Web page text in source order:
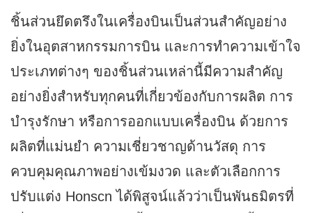
ชิ้นส่วนยึดตรึงในเครื่องบินเป็นส่วนสำคัญอย่าง
ยิ่งในอุตสาหกรรมการบิน และการทำความเข้าใจ
ประเภทต่างๆ ของชิ้นส่วนเหล่านี้มีความสำคัญ
อย่างยิ่งสำหรับทุกคนที่เกี่ยวข้องกับการผลิต การ
บำรุงรักษา หรือการออกแบบเครื่องบิน ด้วยการ
ผลิตที่แม่นยำ ความเชี่ยวชาญด้านวัสดุ การ
ควบคุมคุณภาพอย่างเข้มงวด และตัวเลือกการ
ปรับแต่ง Honscn ได้พิสูจน์แล้วว่าเป็นพันธมิตรที่